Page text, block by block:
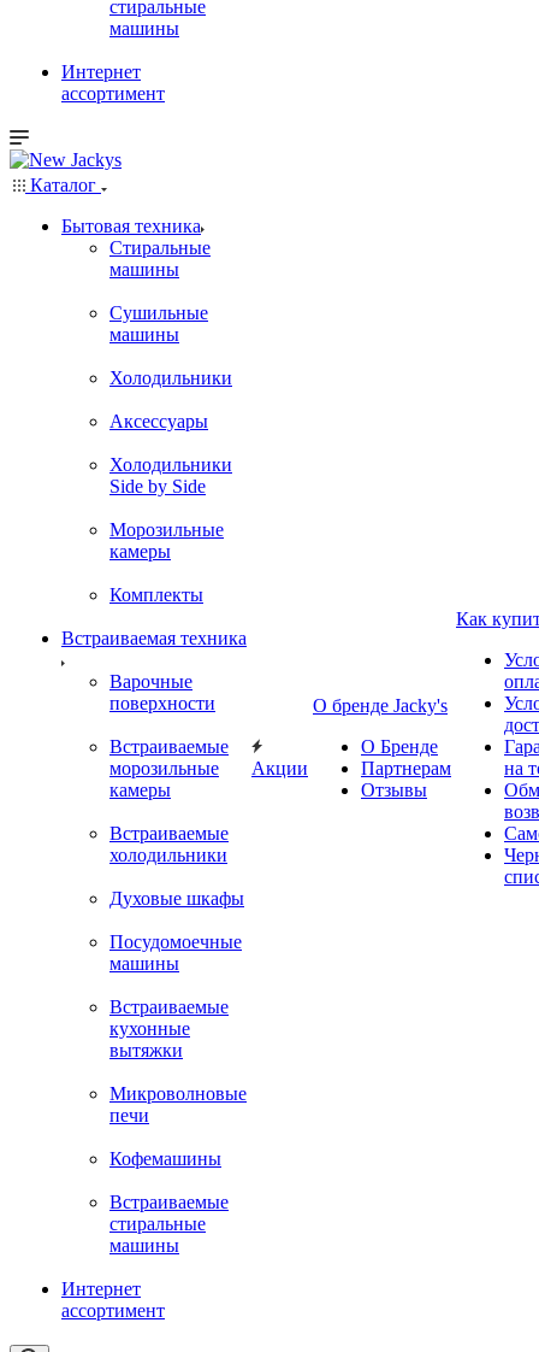
стиральные
машины
Интернет
ассортимент
Каталог
Бытовая техника
Стиральные
машины
Сушильные
машины
Холодильники
Аксессуары
Холодильники
Side by Side
Морозильные
камеры
Комплекты
Встраиваемая техника
Варочные
поверхности
Встраиваемые
морозильные
камеры
Встраиваемые
холодильники
Духовые шкафы
Посудомоечные
машины
Встраиваемые
кухонные
вытяжки
Микроволновые
печи
Кофемашины
Встраиваемые
стиральные
машины
Интернет
ассортимент
Акции
О бренде Jacky's
О Бренде
Партнерам
Отзывы
Как
на